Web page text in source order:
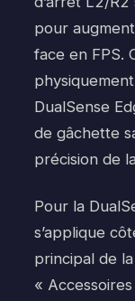
pour
face en FPS.
DualSense
de gâchette
précision de
Pour la
s’applique
principal de
«